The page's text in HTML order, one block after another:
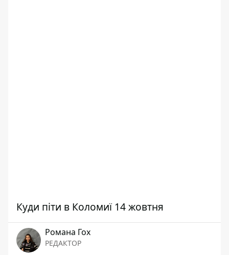
Куди піти в Коломиї 14 жовтня
Романа Гох
РЕДАКТОР